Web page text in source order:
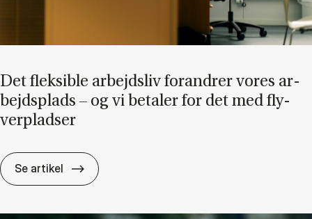
Det flek­sib­le ar­bejds­liv for­an­drer vo­res ar­
bejds­plads – og vi be­ta­ler for det med fly­
ver­plad­ser
Se artikel Det flek­sib­le ar­bejds­liv for­an­drer vo­res